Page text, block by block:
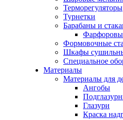
Терморегуляторы
Турнетки
Барабаны и
Формовочные
Шкафы
Специальное
Материалы
Материалы для
Ангобы
Глазури
Краска